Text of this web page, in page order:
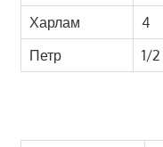
Харлам 4
Петр
1/2